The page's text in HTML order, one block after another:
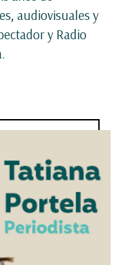
audiovisuales y
y Radio